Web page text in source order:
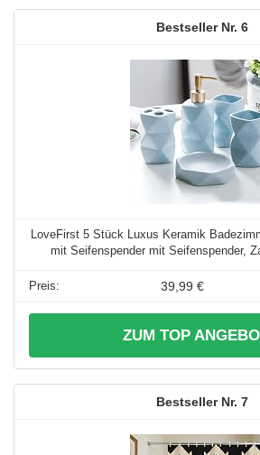
6
LoveFirst 5 Stück Luxus Keramik
mit Seifenspender mit Seifenspender,
39,99 €
ZUM TOP
7